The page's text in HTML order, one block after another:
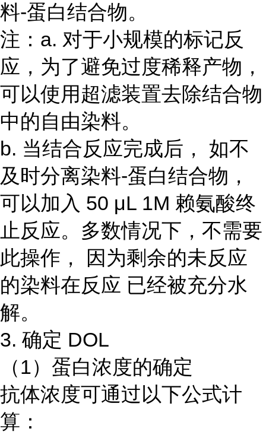
料-蛋白结合物。
注：a. 对于小规模的标记反
应，为了避免过度稀释产物，
可以使用超滤装置去除结合物
中的自由染料。
b. 当结合反应完成后， 如不
及时分离染料-蛋白结合物，
可以加入 50 μL 1M 赖氨酸终
止反应。多数情况下，不需要
此操作， 因为剩余的未反应
的染料在反应 已经被充分水
解。
3. 确定 DOL
（1）蛋白浓度的确定
抗体浓度可通过以下公式计
算：